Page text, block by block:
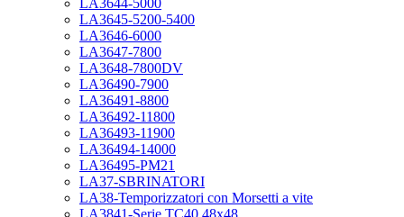
LA3644-5000
LA3645-5200-5400
LA3646-6000
LA3647-7800
LA3648-7800DV
LA36490-7900
LA36491-8800
LA36492-11800
LA36493-11900
LA36494-14000
LA36495-PM21
LA37-SBRINATORI
LA38-Temporizzatori con Morsetti a vite
LA3841-Serie TC40 48x48